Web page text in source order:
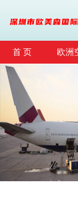
首 页 欧洲
联系我们